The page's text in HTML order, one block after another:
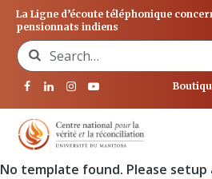
La Ligne d’écoute téléphonique
pensionnats indiens
Search for:
No template found. Please setup